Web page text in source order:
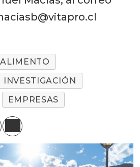
ALIMENTO
INVESTIGACIÓN
EMPRESAS